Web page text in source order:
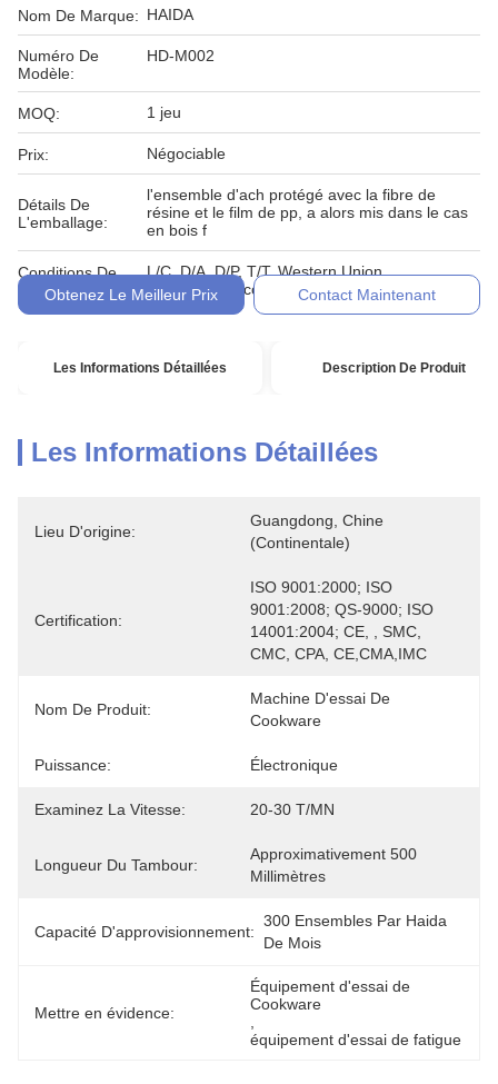
Nom De Marque: HAIDA
Numéro De
Modèle:
HD-M002
MOQ: 1 jeu
Prix: Négociable
Détails De
L'emballage:
l'ensemble d'ach protégé avec la fibre de
résine et le film de pp, a alors mis dans le cas
en bois f
Conditions De
Paiement:
L/C, D/A, D/P, T/T, Western Union,
MoneyGram, comptant, engagement
Obtenez Le Meilleur Prix Contact Maintenant
Les Informations Détaillées Description De Produit
Les Informations Détaillées
Lieu D'origine:
Guangdong, Chine
(continentale)
Certification:
ISO 9001:2000; ISO
9001:2008; QS-9000; ISO
14001:2004; CE, , SMC,
CMC, CPA, CE,CMA,IMC
Nom De Produit:
Machine D'essai De
Cookware
Puissance: Électronique
Examinez La Vitesse: 20-30 T/MN
Longueur Du Tambour:
Approximativement 500
Millimètres
Capacité D'approvisionnement:
300 Ensembles Par Haida
De Mois
Mettre en évidence:
Équipement d'essai de
Cookware
équipement d'essai de fatigue